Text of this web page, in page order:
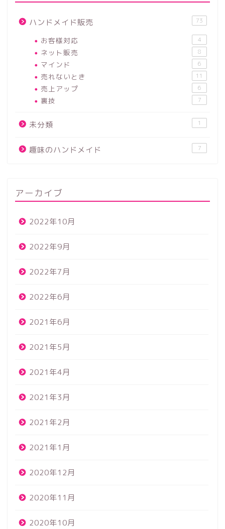
ハンドメイド販売 73
お客様対応 4
ネット販売 8
マインド 6
売れないとき 11
売上アップ 6
裏技 7
未分類 1
趣味のハンドメイド 7
アーカイブ
2022年10月
2022年9月
2022年7月
2022年6月
2021年6月
2021年5月
2021年4月
2021年3月
2021年2月
2021年1月
2020年12月
2020年11月
2020年10月